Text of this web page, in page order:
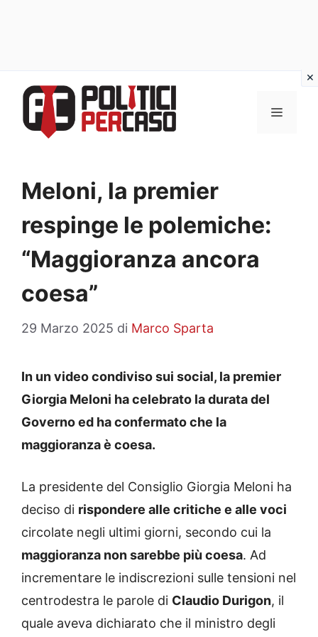
contenuto
MENU
Meloni, la premier
respinge le polemiche:
“Maggioranza ancora
coesa”
29 Marzo 2025 di Marco Sparta
In un video condiviso sui social, la premier
Giorgia Meloni ha celebrato la durata del
Governo ed ha confermato che la
maggioranza è coesa.
La presidente del Consiglio Giorgia Meloni ha
deciso di rispondere alle critiche e alle voci
circolate negli ultimi giorni, secondo cui la
maggioranza non sarebbe più coesa. Ad
incrementare le indiscrezioni sulle tensioni nel
centrodestra le parole di Claudio Durigon, il
quale aveva dichiarato che il ministro degli